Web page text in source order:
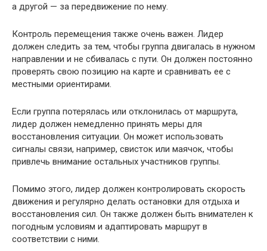
а другой — за передвижение по нему.
Контроль перемещения также очень важен. Лидер
должен следить за тем, чтобы группа двигалась в нужном
направлении и не сбивалась с пути. Он должен постоянно
проверять свою позицию на карте и сравнивать ее с
местными ориентирами.
Если группа потерялась или отклонилась от маршрута,
лидер должен немедленно принять меры для
восстановления ситуации. Он может использовать
сигналы связи, например, свисток или маячок, чтобы
привлечь внимание остальных участников группы.
Помимо этого, лидер должен контролировать скорость
движения и регулярно делать остановки для отдыха и
восстановления сил. Он также должен быть внимателен к
погодным условиям и адаптировать маршрут в
соответствии с ними.